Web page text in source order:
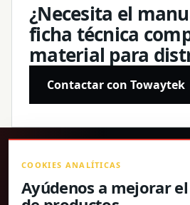
¿Necesita el
ficha técnica
material para
Contactar con Towaytek
Productos de precisión,
COOKIES ANALÍTICAS
Ayúdenos a mejorar